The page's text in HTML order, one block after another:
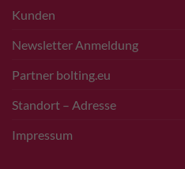
Kunden
Newsletter Anmeldung
Partner bolting.eu
Standort – Adresse
Impressum